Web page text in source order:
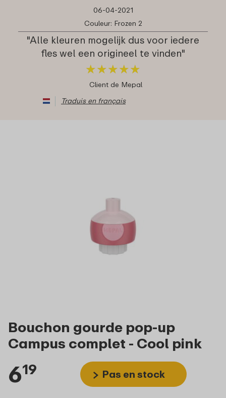
06-04-2021
Couleur: Frozen 2
"Alle kleuren mogelijk dus voor iedere
fles wel een origineel te vinden"
★★★★★
★★★★★
Client de Mepal
Traduis en français
Bouchon gourde pop-up
Campus complet - Cool pink
619 Pas en stock